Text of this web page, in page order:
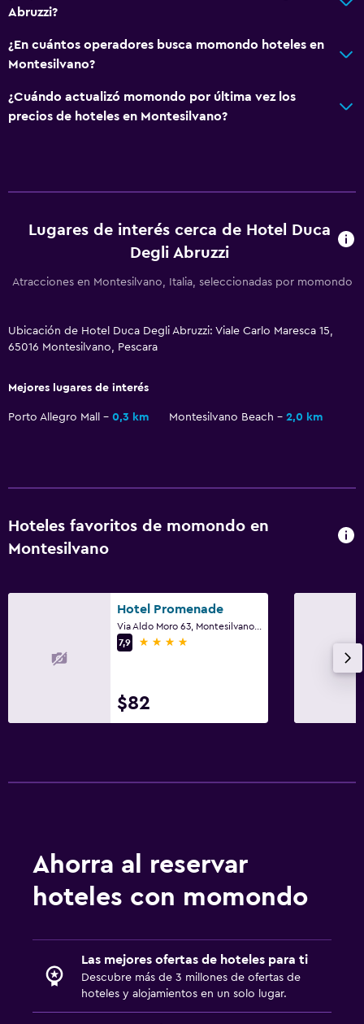
Abruzzi?
¿En cuántos operadores busca momondo hoteles en
Montesilvano?
¿Cuándo actualizó momondo por última vez los
precios de hoteles en Montesilvano?
Lugares de interés cerca de Hotel Duca
Degli Abruzzi
Atracciones en Montesilvano, Italia, seleccionadas por momondo
Ubicación de Hotel Duca Degli Abruzzi: Viale Carlo Maresca 15,
65016 Montesilvano, Pescara
Mejores lugares de interés
Porto Allegro Mall 0,3 km Montesilvano Beach 2,0 km
Hoteles favoritos de momondo en
Montesilvano
Hotel Promenade
7,9
4 estrellas
$82
Ahorra al reservar
hoteles con momondo
Las mejores ofertas de hoteles para ti
Descubre más de 3 millones de ofertas de
hoteles y alojamientos en un solo lugar.